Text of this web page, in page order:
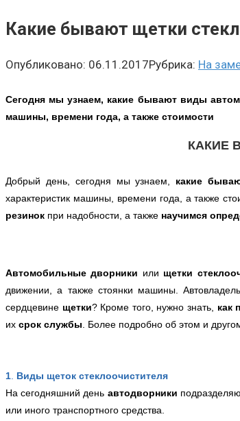
Какие бывают щетки
Опубликовано: 06.11.2017Рубрика: На
Сегодня мы узнаем, какие бывают виды
машины, времени года, а также стоимости
КАКИЕ
Добрый день, сегодня мы узнаем, какие
характеристик машины, времени года, а также
резинок при надобности, а также научимся
Автомобильные дворники или щетки
движении, а также стоянки машины.
сердцевине щетки? Кроме того, нужно знать, как
их срок службы. Более подробно об этом и
1. Виды щеток стеклоочистителя
На сегодняшний день автодворники
или иного транспортного средства.